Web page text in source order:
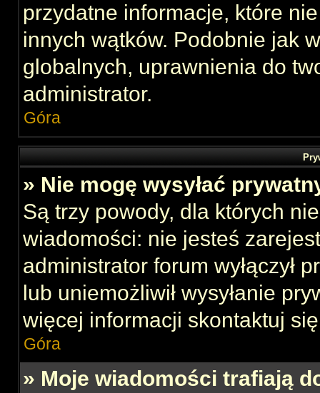
przydatne informacje, które
innych wątków. Podobnie jak
globalnych, uprawnienia do
administrator.
Góra
» Nie mogę wysyłać
Są trzy powody, dla których
wiadomości: nie jesteś
administrator forum wyłączył
lub uniemożliwił wysyłanie
więcej informacji skontaktuj
Góra
» Moje wiadomości trafiają